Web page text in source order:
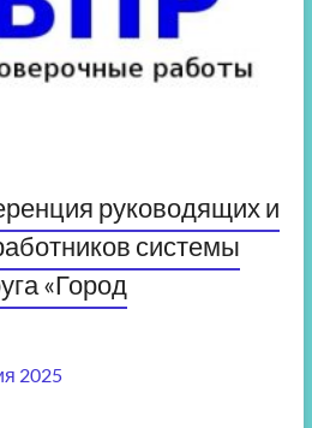
руководящих и
системы
«Город
2025